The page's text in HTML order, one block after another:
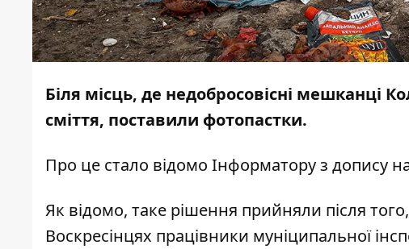
Біля місць, де недобросовісні мешканці
сміття, поставили фотопастки.
Про це стало відомо Інформаторуз допису
Як відомо, таке рішення прийняли після
Воскресінцях працівники муніципальної